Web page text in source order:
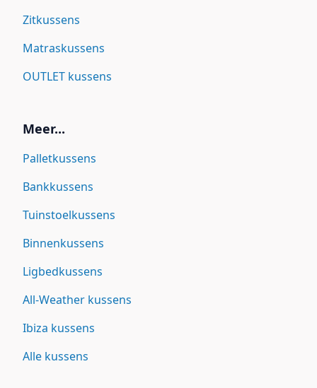
Zitkussens
Matraskussens
OUTLET kussens
Meer...
Palletkussens
Bankkussens
Tuinstoelkussens
Binnenkussens
Ligbedkussens
All-Weather kussens
Ibiza kussens
Alle kussens